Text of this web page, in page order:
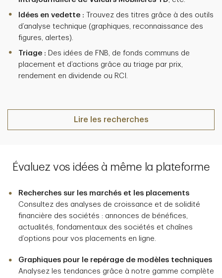
Idées en vedette : Trouvez des titres grâce à des outils
d’analyse technique (graphiques, reconnaissance des
figures, alertes).
Triage : Des idées de FNB, de fonds communs de
placement et d’actions grâce au triage par prix,
rendement en dividende ou RCI.
Lire les recherches
Évaluez vos idées à même la plateforme
Recherches sur les marchés et les placements
Consultez des analyses de croissance et de solidité
financière des sociétés : annonces de bénéfices,
actualités, fondamentaux des sociétés et chaînes
d’options pour vos placements en ligne.
Graphiques pour le repérage de modèles techniques
Analysez les tendances grâce à notre gamme complète